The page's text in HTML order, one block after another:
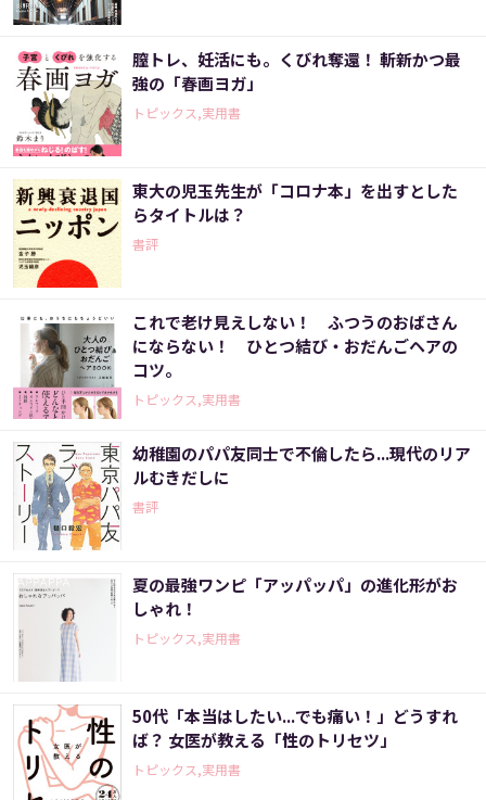
膣トレ、妊活にも。くびれ奪還！ 斬新かつ最
強の「春画ヨガ」
トピックス,実用書
東大の児玉先生が「コロナ本」を出すとした
らタイトルは？
書評
これで老け見えしない！ ふつうのおばさん
にならない！ ひとつ結び・おだんごヘアの
コツ。
トピックス,実用書
幼稚園のパパ友同士で不倫したら...現代のリア
ルむきだしに
書評
夏の最強ワンピ「アッパッパ」の進化形がお
しゃれ！
トピックス,実用書
50代「本当はしたい...でも痛い！」どうすれ
ば？ 女医が教える「性のトリセツ」
トピックス,実用書